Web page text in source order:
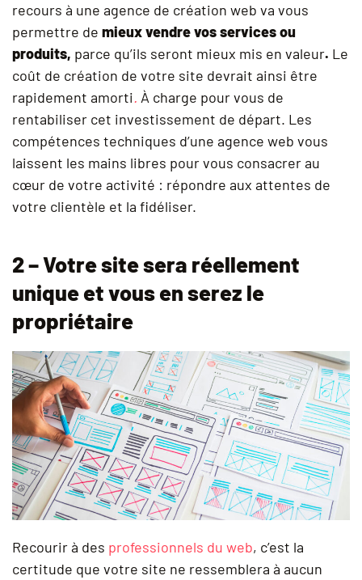
recours à une agence de création web va vous
permettre de mieux vendre vos services ou
produits, parce qu’ils seront mieux mis en valeur. Le
coût de création de votre site devrait ainsi être
rapidement amorti. À charge pour vous de
rentabiliser cet investissement de départ. Les
compétences techniques d’une agence web vous
laissent les mains libres pour vous consacrer au
cœur de votre activité : répondre aux attentes de
votre clientèle et la fidéliser.
2 – Votre site sera réellement
unique et vous en serez le
propriétaire
Recourir à des professionnels du web, c’est la
certitude que votre site ne ressemblera à aucun